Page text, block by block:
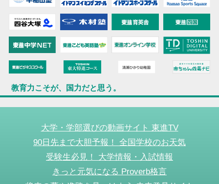
教育力こそが、国力だと思う。
大学・学部選びの動画サイト 東進TV
90日先まで大胆予報！ 全国学校のお天気
受験生必見！ 大学情報・入試情報
きっと元気になる Proverb格言